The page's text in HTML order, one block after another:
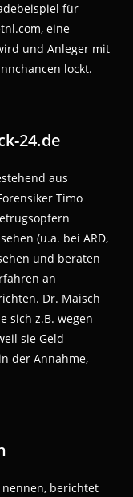
für
eine
und Anleger mit
lockt.
24.de
aus
Timo
(u.a. bei ARD,
und beraten
an
Dr. Maisch
sich z.B. wegen
sie Geld
der Annahme,
nennen, berichtet